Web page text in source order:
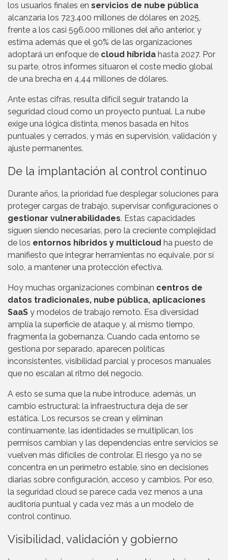
los usuarios finales en servicios de nube pública
alcanzaría los 723.400 millones de dólares en 2025,
frente a los casi 596.000 millones del año anterior, y
estima además que el 90% de las organizaciones
adoptará un enfoque de cloud híbrida hasta 2027. Por
su parte, otros informes situaron el coste medio global
de una brecha en 4,44 millones de dólares.
Ante estas cifras, resulta difícil seguir tratando la
seguridad cloud como un proyecto puntual. La nube
exige una lógica distinta, menos basada en hitos
puntuales y cerrados, y más en supervisión, validación y
ajuste permanentes.
De la implantación al control continuo
Durante años, la prioridad fue desplegar soluciones para
proteger cargas de trabajo, supervisar configuraciones o
gestionar vulnerabilidades. Estas capacidades
siguen siendo necesarias, pero la creciente complejidad
de los entornos híbridos y multicloud ha puesto de
manifiesto que integrar herramientas no equivale, por sí
solo, a mantener una protección efectiva.
Hoy muchas organizaciones combinan centros de
datos tradicionales, nube pública, aplicaciones
SaaS y modelos de trabajo remoto. Esa diversidad
amplía la superficie de ataque y, al mismo tiempo,
fragmenta la gobernanza. Cuando cada entorno se
gestiona por separado, aparecen políticas
inconsistentes, visibilidad parcial y procesos manuales
que no escalan al ritmo del negocio.
A esto se suma que la nube introduce, además, un
cambio estructural: la infraestructura deja de ser
estática. Los recursos se crean y eliminan
continuamente, las identidades se multiplican, los
permisos cambian y las dependencias entre servicios se
vuelven más difíciles de controlar. El riesgo ya no se
concentra en un perímetro estable, sino en decisiones
diarias sobre configuración, acceso y cambios. Por eso,
la seguridad cloud se parece cada vez menos a una
auditoría puntual y cada vez más a un modelo de
control continuo.
Visibilidad, validación y gobierno